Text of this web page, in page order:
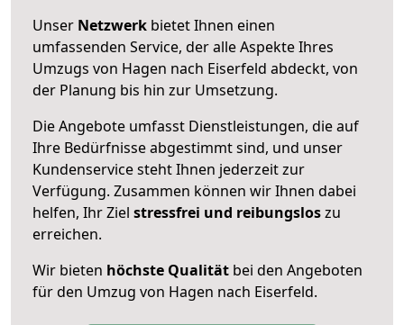
Unser Netzwerk bietet Ihnen einen
umfassenden Service, der alle Aspekte Ihres
Umzugs von Hagen nach Eiserfeld abdeckt, von
der Planung bis hin zur Umsetzung.
Die Angebote umfasst Dienstleistungen, die auf
Ihre Bedürfnisse abgestimmt sind, und unser
Kundenservice steht Ihnen jederzeit zur
Verfügung. Zusammen können wir Ihnen dabei
helfen, Ihr Ziel stressfrei und reibungsloszu
erreichen.
Wir bieten höchste Qualität bei den Angeboten
für den Umzug von Hagen nach Eiserfeld.